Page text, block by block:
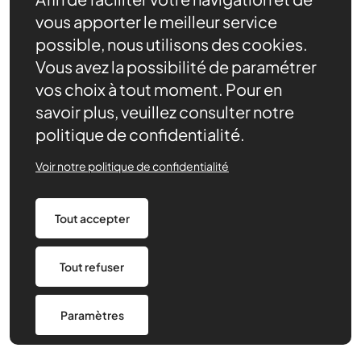
Nos ressources
Actualités
Agenda
Nous trouver
Politique de confidentialité
Made by 148
vous apporter le meilleur service
possible, nous utilisons des cookies.
Vous avez la possibilité de paramétrer
vos choix à tout moment. Pour en
savoir plus, veuillez consulter notre
politique de confidentialité.
Tout accepter
Tout refuser
Paramètres
Voir notre politique de confidentialité